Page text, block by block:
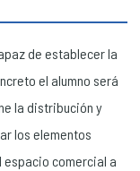
de establecer la
el alumno será
la distribución y
los elementos
comercial a